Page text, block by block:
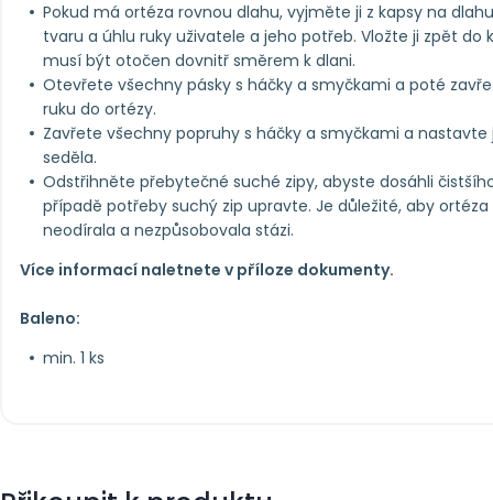
Pokud má ortéza rovnou dlahu, vyjměte ji z kapsy na
tvaru a úhlu ruky uživatele a jeho potřeb. Vložte ji zpět do
musí být otočen dovnitř směrem k dlani.
Otevřete všechny pásky s háčky a smyčkami a poté
ruku do ortézy.
Zavřete všechny popruhy s háčky a smyčkami a
seděla.
Odstřihněte přebytečné suché zipy, abyste dosáhli
případě potřeby suchý zip upravte. Je důležité, aby
neodírala a nezpůsobovala stázi.
Více informací naletnete v příloze dokumenty.
Baleno:
min. 1 ks